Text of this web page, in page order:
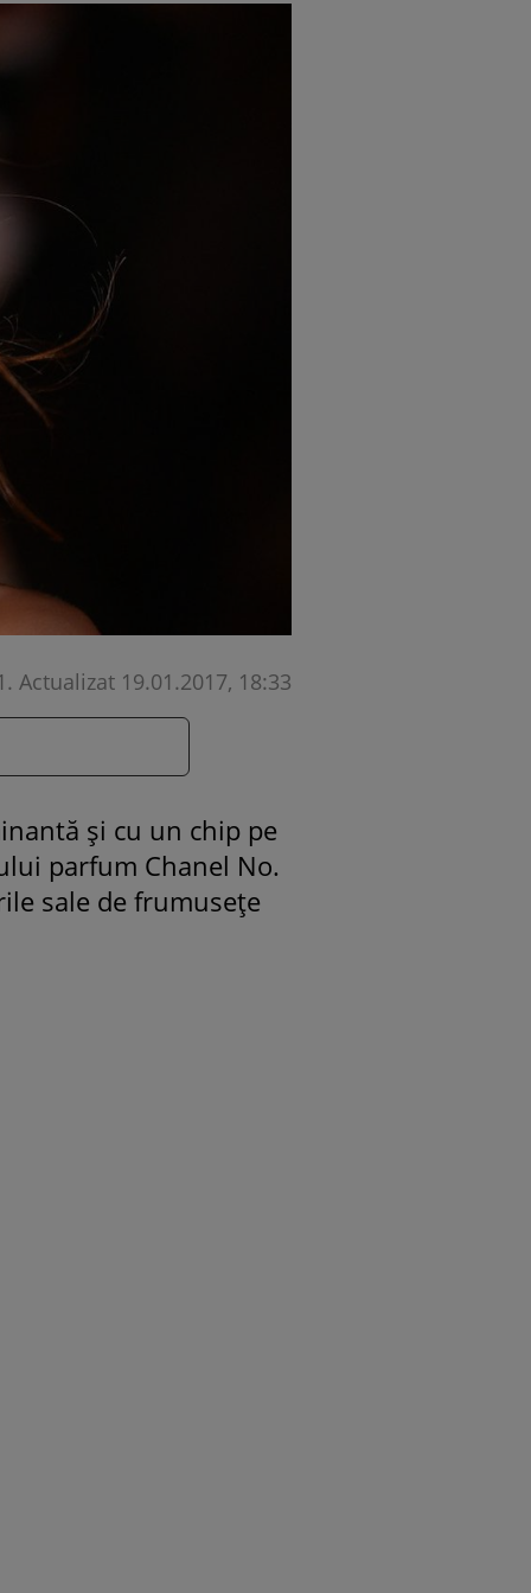
. Actualizat 19.01.2017, 18:33
și cu un chip pe
parfum Chanel No.
sale de frumusețe